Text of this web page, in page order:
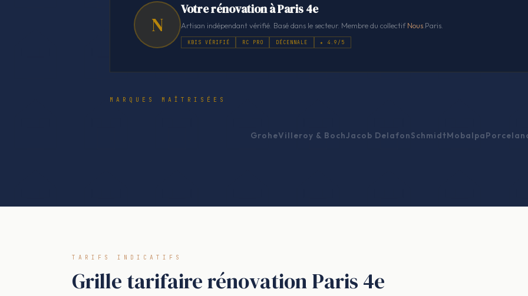
N
Votre rénovation à Paris 4e
Artisan indépendant vérifié. Basé dans le secteur. Membre du collectifNous .Paris.
KBIS VÉRIFIÉ RC PRO DÉCENNALE ★ 4.9/5
MARQUES MAÎTRISÉES
GroheVilleroy & BochJacob DelafonSchmidtMobalpa
TARIFS INDICATIFS
Grille tarifaire rénovation Paris 4e